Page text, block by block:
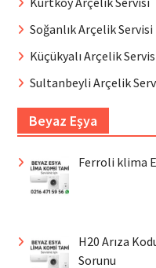
Soğanlık Arçelik Servisi
Küçükyalı Arçelik
Sultanbeyli Arçelik
Beyaz Eşya
Ferroli klima
H20 Arıza
Sorunu